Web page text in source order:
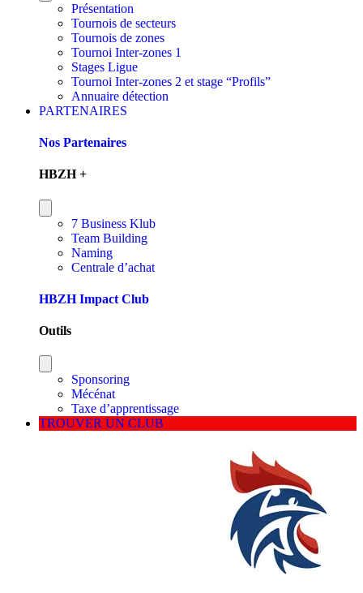
Présentation
Tournois de secteurs
Tournois de zones
Tournoi Inter-zones 1
Stages Ligue
Tournoi Inter-zones 2 et stage “Profils”
Annuaire détection
PARTENAIRES
Nos Partenaires
HBZH +
7 Business Klub
Team Building
Naming
Centrale d’achat
HBZH Impact Club
Outils
Sponsoring
Mécénat
Taxe d’apprentissage
TROUVER UN CLUB